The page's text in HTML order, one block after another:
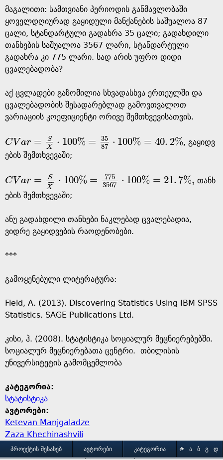
მაგალითი: სამთვიანი პერიოდის განმავლობაში
ყოველდღიურად გაყიდული მანქანების საშუალოა 87
ცალი, სტანდარტული გადახრა 35 ცალი; გადახდილი
თანხების საშუალოა 3567 ლარი, სტანდარტული
გადახრა კი 775 ლარი. სად არის უფრო დიდი
ცვალებადობა?
აქ ცვლადები გაზომილია სხვადასხვა ერთეულში და
ცვალებადობის შესადარებლად გამოვთვალოთ
ვარიაციის კოეფიციენტი ორივე შემთხვევისათვის.
CV ar =
S
X
⋅ 100% =
35
87 ⋅ 100% = 40. 2%
CVar=SX· 100%=3587·100 % =40.2 %
, გაყიდვ
ების შემთხვევაში;
CV ar =
S
X
¯¯
¯ ⋅ 100% =
775
3567
⋅ 100% = 21. 7%,
CVar=SX¯ ·100 %=7753567·100%=21 .7%,
თანხ
ების შემთხვევაში;
ანუ გადახდილი თანხები ნაკლებად ცვალებადია,
ვიდრე გაყიდვების რაოდენობები.
***
გამოყენებული ლიტერატურა:
Field, A. (2013). Discovering Statistics Using IBM SPSS
Statistics. SAGE Publications Ltd.
კისი, ჰ. (2008). სტატისტიკა სოციალურ მეცნიერებებში.
სოციალურ მეცნიერებათა ცენტრი. თბილისის
უნივერსიტეტის გამომცემლობა
კატეგორია:
სტატისტიკა
ავტორები:
Ketevan Manjgaladze
Zaza Khechinashvili
MᲞᲠᲝᲔᲥᲢᲘᲡ ᲨᲔᲡᲐᲮᲔᲑ ᲐᲕᲢᲝᲠᲔᲑᲘ ᲙᲐᲢᲔᲒᲝᲠᲘᲐ # Ა Ბ Გ
Დ